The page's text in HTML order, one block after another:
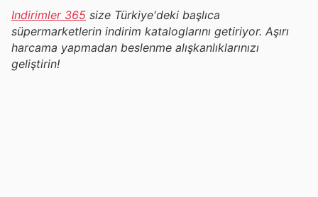
Indirimler 365 size Türkiye'deki başlıca
süpermarketlerin indirim kataloglarını getiriyor. Aşırı
harcama yapmadan beslenme alışkanlıklarınızı
geliştirin!